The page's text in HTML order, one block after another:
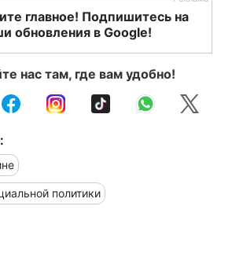
главное! Подпишитесь на
обновления в Google!
нас там, где вам удобно!
политики